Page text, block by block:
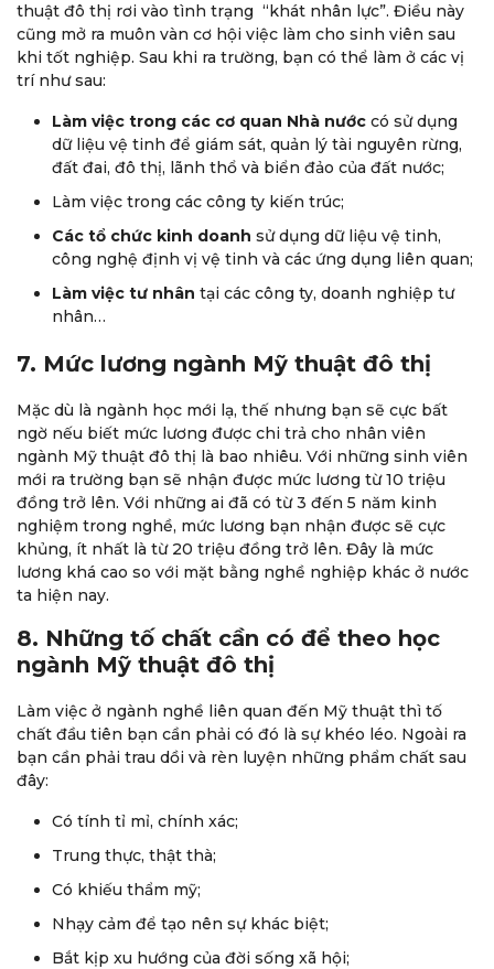
thuật đô thị rơi vào tình trạng “khát nhân lực”. Điều này
cũng mở ra muôn vàn cơ hội việc làm cho sinh viên sau
khi tốt nghiệp. Sau khi ra trường, bạn có thể làm ở các vị
trí như sau:
Làm việc trong các cơ quan Nhà nước có sử dụng
dữ liệu vệ tinh để giám sát, quản lý tài nguyên rừng,
đất đai, đô thị, lãnh thổ và biển đảo của đất nước;
Làm việc trong các công ty kiến trúc;
Các tổ chức kinh doanh sử dụng dữ liệu vệ tinh,
công nghệ định vị vệ tinh và các ứng dụng liên quan;
Làm việc tư nhân tại các công ty, doanh nghiệp tư
nhân…
7. Mức lương ngành Mỹ thuật đô thị
Mặc dù là ngành học mới lạ, thế nhưng bạn sẽ cực bất
ngờ nếu biết mức lương được chi trả cho nhân viên
ngành Mỹ thuật đô thị là bao nhiêu. Với những sinh viên
mới ra trường bạn sẽ nhận được mức lương từ 10 triệu
đồng trở lên. Với những ai đã có từ 3 đến 5 năm kinh
nghiệm trong nghề, mức lương bạn nhận được sẽ cực
khủng, ít nhất là từ 20 triệu đồng trở lên. Đây là mức
lương khá cao so với mặt bằng nghề nghiệp khác ở nước
ta hiện nay.
8. Những tố chất cần có để theo học
ngành Mỹ thuật đô thị
Làm việc ở ngành nghề liên quan đến Mỹ thuật thì tố
chất đầu tiên bạn cần phải có đó là sự khéo léo. Ngoài ra
bạn cần phải trau dồi và rèn luyện những phẩm chất sau
đây:
Có tính tỉ mỉ, chính xác;
Trung thực, thật thà;
Có khiếu thẩm mỹ;
Nhạy cảm để tạo nên sự khác biệt;
Bắt kịp xu hướng của đời sống xã hội;